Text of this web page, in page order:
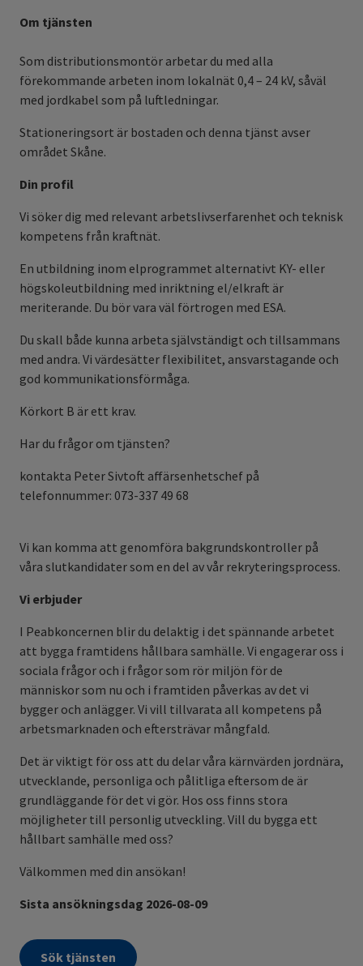
Om tjänsten
Som distributionsmontör arbetar du med alla
förekommande arbeten inom lokalnät 0,4 – 24 kV, såväl
med jordkabel som på luftledningar.
Stationeringsort är bostaden och denna tjänst avser
området Skåne.
Din profil
Vi söker dig med relevant arbetslivserfarenhet och teknisk
kompetens från kraftnät.
En utbildning inom elprogrammet alternativt KY- eller
högskoleutbildning med inriktning el/elkraft är
meriterande. Du bör vara väl förtrogen med ESA.
Du skall både kunna arbeta självständigt och tillsammans
med andra. Vi värdesätter flexibilitet, ansvarstagande och
god kommunikationsförmåga.
Körkort B är ett krav.
Har du frågor om tjänsten?
kontakta Peter Sivtoft affärsenhetschef på
telefonnummer: 073-337 49 68
Vi kan komma att genomföra bakgrundskontroller på
våra slutkandidater som en del av vår rekryteringsprocess.
Vi erbjuder
I Peabkoncernen blir du delaktig i det spännande arbetet
att bygga framtidens hållbara samhälle. Vi engagerar oss i
sociala frågor och i frågor som rör miljön för de
människor som nu och i framtiden påverkas av det vi
bygger och anlägger. Vi vill tillvarata all kompetens på
arbetsmarknaden och eftersträvar mångfald.
Det är viktigt för oss att du delar våra kärnvärden jordnära,
utvecklande, personliga och pålitliga eftersom de är
grundläggande för det vi gör. Hos oss finns stora
möjligheter till personlig utveckling. Vill du bygga ett
hållbart samhälle med oss?
Välkommen med din ansökan!
Sista ansökningsdag 2026-08-09
Sök tjänsten